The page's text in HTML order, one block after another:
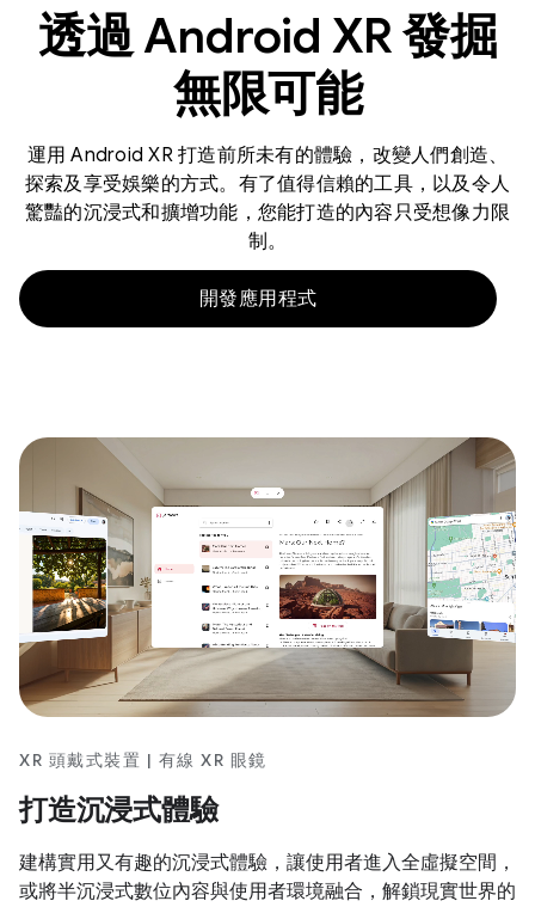
透過 Android XR 發掘
無限可能
運用 Android XR 打造前所未有的體驗，改變人們創造、
探索及享受娛樂的方式。有了值得信賴的工具，以及令人
驚豔的沉浸式和擴增功能，您能打造的內容只受想像力限
制。
開發應用程式
XR 頭戴式裝置 | 有線 XR 眼鏡
打造沉浸式體驗
建構實用又有趣的沉浸式體驗，讓使用者進入全虛擬空間，
或將半沉浸式數位內容與使用者環境融合，解鎖現實世界的